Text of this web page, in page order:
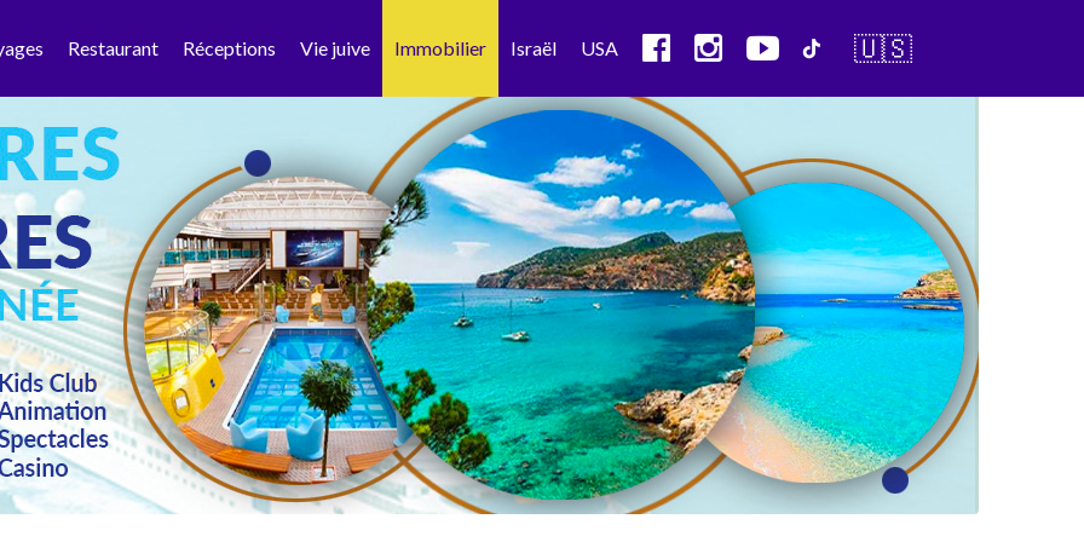
Restaurant Réceptions Vie juive Immobilier Israël USA 🇺🇸